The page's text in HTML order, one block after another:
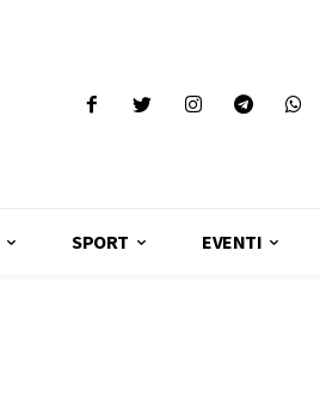
SPORT EVENTI